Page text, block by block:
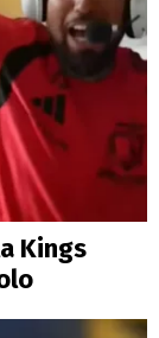
Kings